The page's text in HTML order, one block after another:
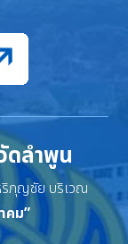
ดลำพูน
ริภุญชัย บริเวณ
คม”